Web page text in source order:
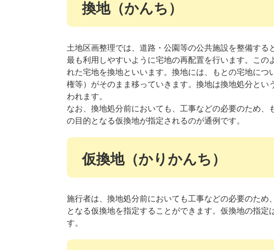
換地（かんち）
土地区画整理では、道路・公園等の公共施設を整備する
最も利用しやすいように宅地の再配置を行います。この
れた宅地を換地といいます。換地には、もとの宅地に
権等）がそのまま移っていきます。換地は換地処分と
われます。
なお、換地処分前においても、工事などの必要のため、
の目的となる仮換地が指定されるのが通例です。
仮換地（かりかんち）
施行者は、換地処分前においても工事などの必要のた
となる仮換地を指定することができます。仮換地の指
す。